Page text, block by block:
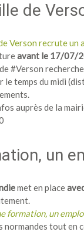
de
Verson recrute
avant le 17/07/
#Verson
le temps du midi
auprès de la
un
met en place
formation, un
normandes tout en